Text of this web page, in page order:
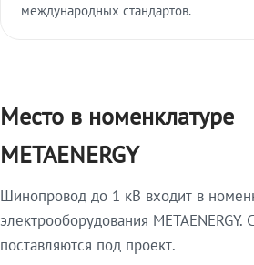
международных стандартов.
Место в номенклатуре
METAENERGY
Шинопровод до 1 кВ входит в
электрооборудования
поставляются под проект.